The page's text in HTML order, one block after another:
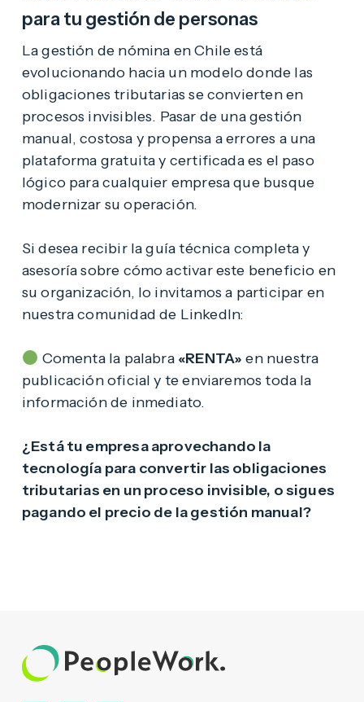
para tu gestión de personas
La gestión de nómina en Chile está
evolucionando hacia un modelo donde las
obligaciones tributarias se convierten en
procesos invisibles. Pasar de una gestión
manual, costosa y propensa a errores a una
plataforma gratuita y certificada es el paso
lógico para cualquier empresa que busque
modernizar su operación.
Si desea recibir la guía técnica completa y
asesoría sobre cómo activar este beneficio en
su organización, lo invitamos a participar en
nuestra comunidad de LinkedIn:
Comenta la palabra «RENTA» en nuestra
publicación oficial y te enviaremos toda la
información de inmediato.
¿Está tu empresa aprovechando la
tecnología para convertir las obligaciones
tributarias en un proceso invisible, o sigues
pagando el precio de la gestión manual?